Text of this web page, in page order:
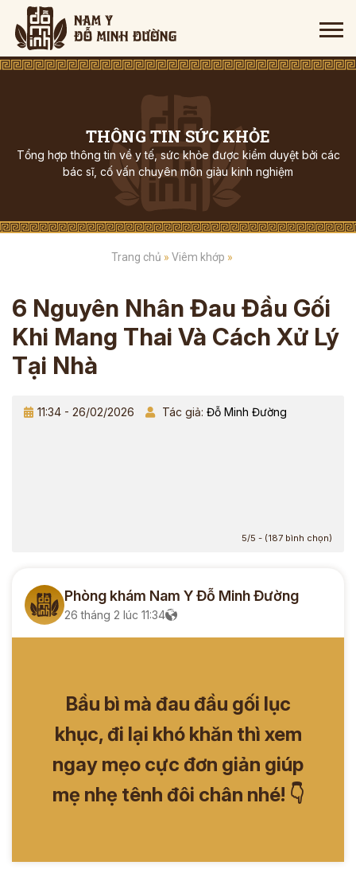
THÔNG TIN SỨC KHỎE
Tổng hợp thông tin về y tế, sức khỏe được kiểm duyệt bởi các
bác sĩ, cố vấn chuyên môn giàu kinh nghiệm
Trang chủ » Viêm khớp »
6 Nguyên Nhân Đau Đầu Gối
Khi Mang Thai Và Cách Xử Lý
Tại Nhà
11:34 - 26/02/2026 Tác giả: Đỗ Minh Đường
5/5 - (187 bình chọn)
Phòng khám Nam Y Đỗ Minh Đường
26 tháng 2 lúc 11:34
Bầu bì mà đau đầu gối lục
khục, đi lại khó khăn thì xem
ngay mẹo cực đơn giản giúp
mẹ nhẹ tênh đôi chân nhé! 👇